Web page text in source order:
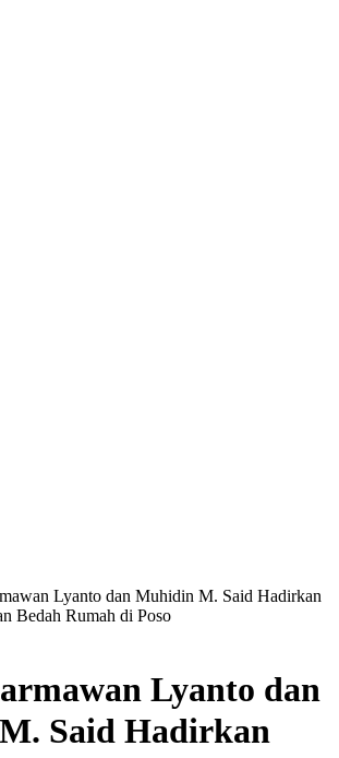
Lyanto dan Muhidin M. Said Hadirkan
Bedah Rumah di Poso
Lyanto dan
Said Hadirkan